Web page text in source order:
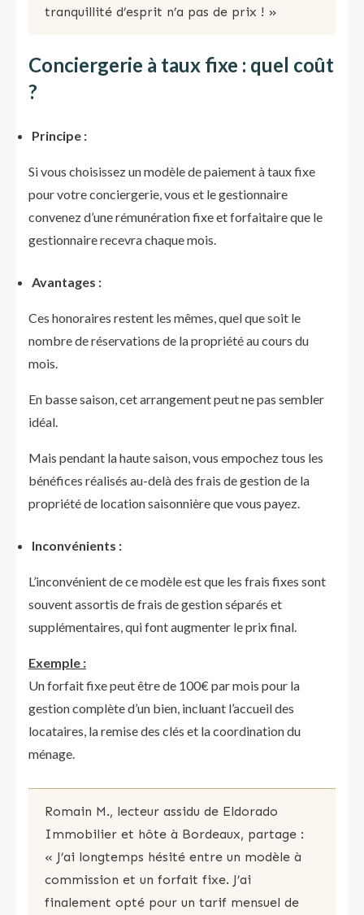
tranquillité d’esprit n’a pas de prix ! »
Conciergerie à taux fixe : quel coût
?
Principe :
Si vous choisissez un modèle de paiement à taux fixe
pour votre conciergerie, vous et le gestionnaire
convenez d’une rémunération fixe et forfaitaire que le
gestionnaire recevra chaque mois.
Avantages :
Ces honoraires restent les mêmes, quel que soit le
nombre de réservations de la propriété au cours du
mois.
En basse saison, cet arrangement peut ne pas sembler
idéal.
Mais pendant la haute saison, vous empochez tous les
bénéfices réalisés au-delà des frais de gestion de la
propriété de location saisonnière que vous payez.
Inconvénients :
L’inconvénient de ce modèle est que les frais fixes sont
souvent assortis de frais de gestion séparés et
supplémentaires, qui font augmenter le prix final.
Exemple :
Un forfait fixe peut être de 100€ par mois pour la
gestion complète d’un bien, incluant l’accueil des
locataires, la remise des clés et la coordination du
ménage.
Romain M., lecteur assidu de Eldorado
Immobilier et hôte à Bordeaux, partage :
« J’ai longtemps hésité entre un modèle à
commission et un forfait fixe. J’ai
finalement opté pour un tarif mensuel de